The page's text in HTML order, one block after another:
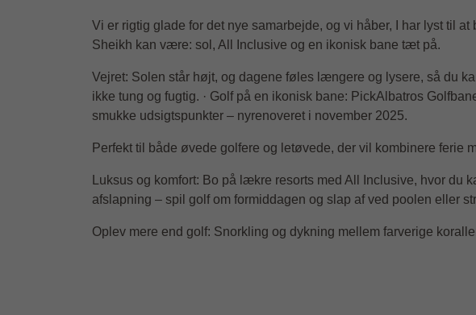
Vi er rigtig glade for det nye samarbejde, og vi håber, I har lyst til
Sheikh kan være: sol, All Inclusive og en ikonisk bane tæt på.
Vejret: Solen står højt, og dagene føles længere og lysere, så du
ikke tung og fugtig. · Golf på en ikonisk bane: PickAlbatros
smukke udsigtspunkter – nyrenoveret i november 2025.
Perfekt til både øvede golfere og letøvede, der vil kombinere ferie
Luksus og komfort: Bo på lækre resorts med All Inclusive, hvor
afslapning – spil golf om formiddagen og slap af ved poolen eller
Oplev mere end golf: Snorkling og dykning mellem farverige